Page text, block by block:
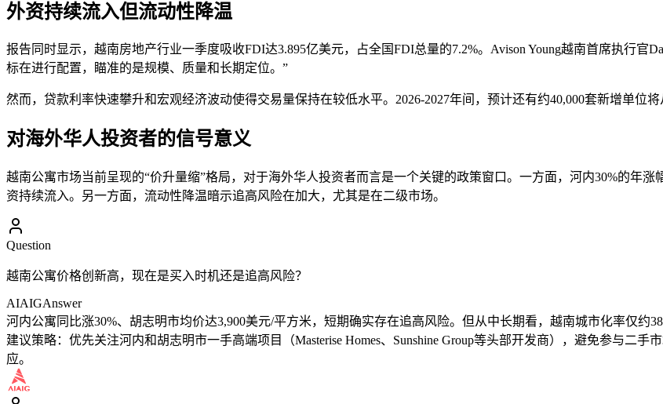
外资持续流入但流动性降温
报告同时显示，越南房地产行业一季度吸收FDI达3.895亿美元，占全国FDI总量的7.2%。Avison Young越南首席执行官
标在进行配置，瞄准的是规模、质量和长期定位。”
然而，贷款利率快速攀升和宏观经济波动使得交易量保持在较低水平。2026-2027年间，预计还有约40,000套新增单位
对海外华人投资者的信号意义
越南公寓市场当前呈现的“价升量缩”格局，对于海外华人投资者而言是一个关键的政策窗口。一方面，河内30%的
资持续流入。另一方面，流动性降温暗示追高风险在加大，尤其是在二级市场。
Question
越南公寓价格创新高，现在是买入时机还是追高风险？
AIAIGAnswer
河内公寓同比涨30%、胡志明市均价达3,900美元/平方米，短期确实存在追高风险。但从中长期看，越南城市化率仅约
建议策略：优先关注河内和胡志明市一手高端项目（Masterise Homes、Sunshine Group等头部开发商），避免参与二
应。